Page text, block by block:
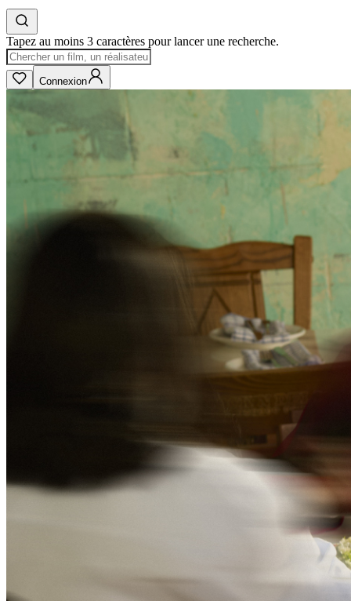
Tapez au moins 3 caractères pour lancer une recherche.
Connexion